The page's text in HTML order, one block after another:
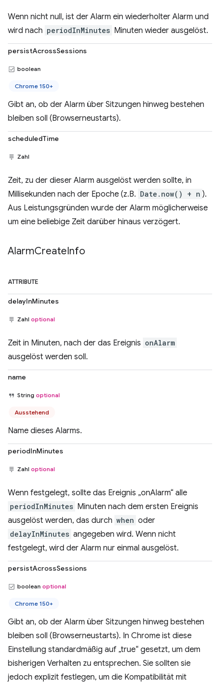
Wenn nicht null, ist der Alarm ein wiederholter Alarm und
wird nach periodInMinutes Minuten wieder ausgelöst.
persistAcrossSessions
boolean
Chrome 150+
Gibt an, ob der Alarm über Sitzungen hinweg bestehen
bleiben soll (Browserneustarts).
scheduledTime
Zahl
Zeit, zu der dieser Alarm ausgelöst werden sollte, in
Millisekunden nach der Epoche (z.B. Date.now() + n ).
Aus Leistungsgründen wurde der Alarm möglicherweise
um eine beliebige Zeit darüber hinaus verzögert.
AlarmCreateInfo
ATTRIBUTE
delayInMinutes
Zahl optional
Zeit in Minuten, nach der das Ereignis onAlarm
ausgelöst werden soll.
name
String optional
Ausstehend
Name dieses Alarms.
periodInMinutes
Zahl optional
Wenn festgelegt, sollte das Ereignis „onAlarm“ alle
periodInMinutes Minuten nach dem ersten Ereignis
ausgelöst werden, das durch when oder
delayInMinutes angegeben wird. Wenn nicht
festgelegt, wird der Alarm nur einmal ausgelöst.
persistAcrossSessions
boolean optional
Chrome 150+
Gibt an, ob der Alarm über Sitzungen hinweg bestehen
bleiben soll (Browserneustarts). In Chrome ist diese
Einstellung standardmäßig auf „true“ gesetzt, um dem
bisherigen Verhalten zu entsprechen. Sie sollten sie
jedoch explizit festlegen, um die Kompatibilität mit